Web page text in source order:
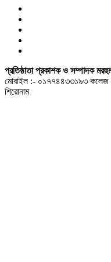
প্রতিষ্ঠাতা প্রকাশক ও সম্পাদক
মোবাইল :- ০১৭৭৪৪৩৩১৯৩ কলেজ
শিরোনাম